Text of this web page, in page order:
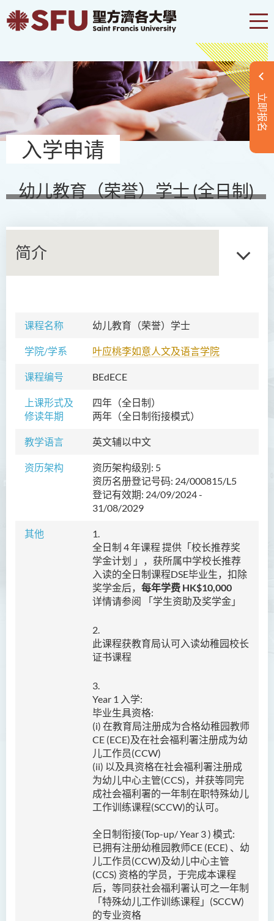
立即报名
入学申请
幼儿教育（荣誉）学士 (全日制)
简介
课程名称 幼儿教育（荣誉） 学士
学院/学系 叶应桃李如意人文及语言学院
课程编号 BEdECE
上课形式及
修读年期
四年（全日制）
两年（全日制衔接模式）
教学语言 英文辅以中文
资历架构
资历架构级别: 5
资历名册登记号码: 24/000815/L5
登记有效期: 24/09/2024 -
31/08/2029
其他
1.
全日制 4 年课程 提供「校长推荐奖
学金计划 」，获所属中学校长推荐
入读的全日制课程DSE毕业生，扣除
奖学金后， 每年学费 HK$10,000
详情请参阅 「学生资助及奖学金」
2.
此课程获教育局认可入读幼稚园校长
证书课程
3.
Year 1 入学:
毕业生具资格:
(i) 在教育局注册成为合格幼稚园教师
CE (ECE)及在社会福利署注册成为幼
儿工作员(CCW)
(ii) 以及具资格在社会福利署注册成
为幼儿中心主管(CCS)，并获等同完
成社会福利署的一年制在职特殊幼儿
工作训练课程(SCCW)的认可。
全日制衔接(Top-up/ Year 3 ) 模式:
已拥有注册幼稚园教师CE (ECE) 、幼
儿工作员(CCW)及幼儿中心主管
(CCS) 资格的学员，于完成本课程
后，等同获社会福利署认可之一年制
「特殊幼儿工作训练课程」(SCCW)
的专业资格
工商管理(荣誉)酒店及旅游
幼儿教育（荣誉）学士 (全日
制)
课程特色
课程学习成果
课程结构
专业认可及就业前景
入学要求
课程资讯频道
查询
健康科学（荣誉）学士 (兼读
制衔接课程)
护理学（荣誉）学士
位学额)
人工智能（荣誉）理学士
人工智能（荣誉）理学士 (兼
读制)